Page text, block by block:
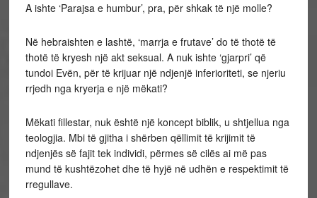
A ishte ‘Parajsa e humbur’, pra, për shkak të një molle?
Në hebraishten e lashtë, ‘marrja e frutave’ do të thotë të
thotë të kryesh një akt seksual. A nuk ishte ‘gjarpri’ që
tundoi Evën, për të krijuar një ndjenjë inferioriteti, se njeriu
rrjedh nga kryerja e një mëkati?
Mëkati fillestar, nuk është një koncept biblik, u shtjellua nga
teologjia. Mbi të gjitha i shërben qëllimit të krijimit të
ndjenjës së fajit tek individi, përmes së cilës ai më pas
mund të kushtëzohet dhe të hyjë në udhën e respektimit të
rregullave.